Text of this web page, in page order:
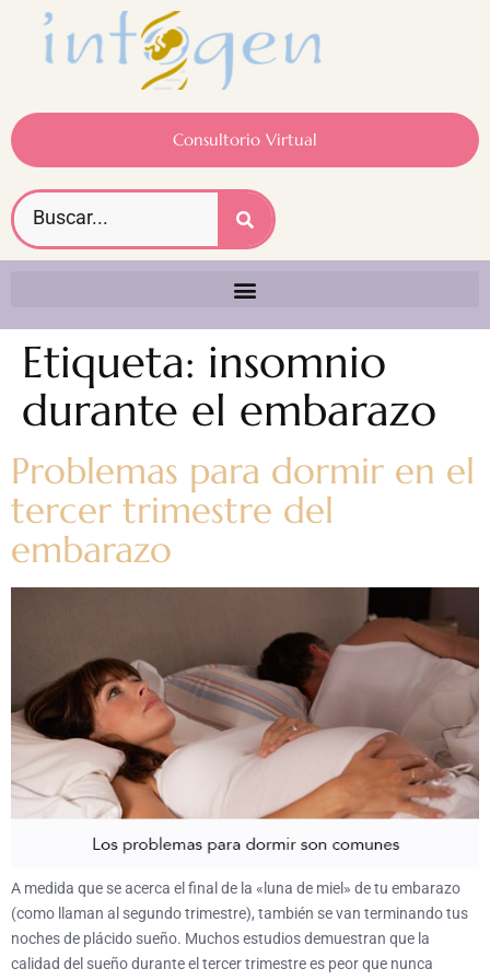
Consultorio Virtual
Etiqueta: insomnio
durante el embarazo
Problemas para dormir en el
tercer trimestre del
embarazo
A medida que se acerca el final de la «luna de miel» de tu embarazo
(como llaman al segundo trimestre), también se van terminando tus
noches de plácido sueño. Muchos estudios demuestran que la
calidad del sueño durante el tercer trimestre es peor que nunca